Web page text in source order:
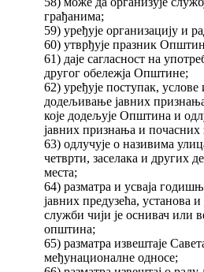
грађанима;
59) уређује организацију и
60) утврђује празник
61) даје сагласност на
другог обележја Општине;
62) уређује поступак, услове
додељивање јавних
које додељује Општина и
јавних признања и почасних
63) одлучује о називима
четврти, заселака и других
места;
64) разматра и усваја
јавних предузећа, установа
служби чији је оснивач или
општина;
65) разматра извештаје
међунационалне односе;